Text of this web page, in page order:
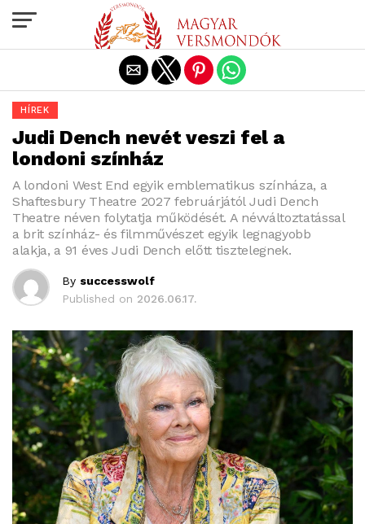
HÍREK
Judi Dench nevét veszi fel a
londoni színház
A londoni West End egyik emblematikus színháza, a
Shaftesbury Theatre 2027 februárjától Judi Dench
Theatre néven folytatja működését. A névváltoztatással
a brit színház- és filmművészet egyik legnagyobb
alakja, a 91 éves Judi Dench előtt tisztelegnek.
By successwolf
Published on 2026.06.17.
Exit mobile version